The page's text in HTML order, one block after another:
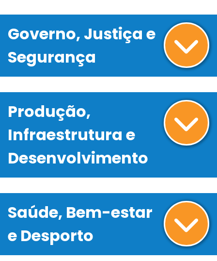
Governo, Justiça e
Segurança
Produção,
Infraestrutura e
Desenvolvimento
Saúde, Bem-estar
e Desporto